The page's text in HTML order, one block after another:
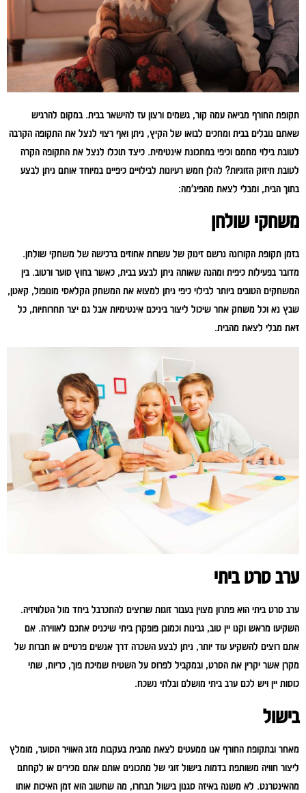
תקופת החורף מביאה עמה קור, גשמים ורצון עז להישאר בבית. במקום להרגיש
שאתם נובלים בבית ומחכים לבואו של הקיץ, ניתן ואף רצוי לנצל את התקופה הקרבה
לטובת בילוי מחמם וכיפי במתכונת אינטימית. כיצד תוכלו לנצל את התקופה הקרה
לטובת חיזוק הזוגיות? להלן חמש רעיונות לבילויים כיפיים במיוחד אותם ניתן לבצע
בתוך הבית, ומבלי לצאת מהפיג'מה:
משחקי שולחן
בזמן תקופת הקורונה נרשם זינוק של עשרות אחוזים ברכישה של משחקי שולחן.
מדובר בפעילות כיפית ומהנה שאותה ניתן לבצע בבית, כאשר בחוץ סוער ורטוב. בין
המשחקים הטובים ביותר לבילוי כיפי ניתן למצוא את המשחק הקלאסי מונופול, קאטן,
שבץ נא וכל משחק אחר שיכול ליצור ביניכם אינטימיות אבל גם יצר תחרותיות, כל
זאת מבלי לצאת מהבית.
ערב סרט ביתי
ערב סרט ביתי הוא פתרון מצוין בעבור זוגות שרוצים להתכרבל ביחד מול הטלוויזיה.
השקיעו מראש וקנו יין טוב, גבינות וכמובן פופקרן ביתי שיכניס אתכם לאווירה. אם
אתם רוצים להשקיע עוד יותר, ניתן לבצע השכרה דרך אנשים פרטיים או חברות של
מקרן אשר יקרין את הסרט, ובמקביל לפרוס על השטיח שמיכת פוך, כריות, שתי
כוסות יין ויש לכם ערב ביתי מושלם ובלתי נשכח.
בישול
מאחר ובתקופת החורף אנו ממעטים לצאת מהבית בעקבות מזג האוויר הסוער, מומלץ
ליצור חוויה משותפת בדמות בישול זוגי של מתכונים אותם אתם מכירים או לקחתם
מהאינטרנט. לא משנה באיזה סגנון בישול תבחרו, מה שחשוב הוא זמן האיכות אותו